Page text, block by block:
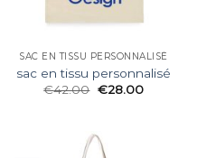
SAC EN TISSU PERSONNALISÉ
sac en tissu personnalisé
€42.00 €28.00